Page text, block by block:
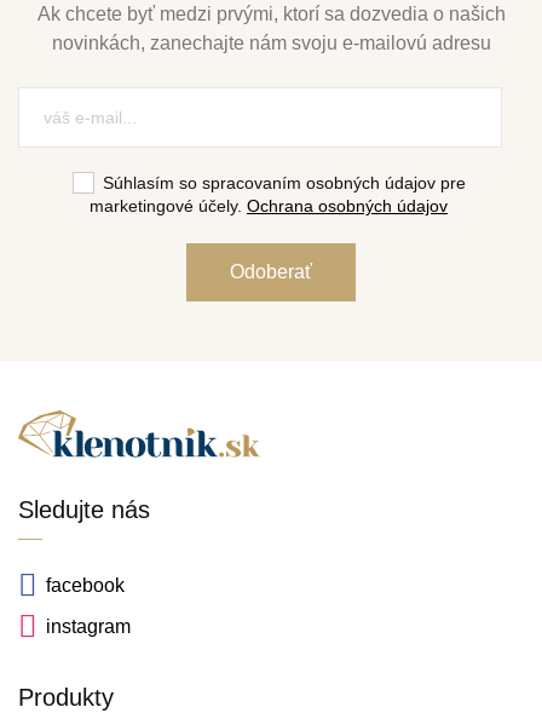
Ak chcete byť medzi prvými, ktorí sa dozvedia o našich
novinkách, zanechajte nám svoju e-mailovú adresu
Súhlasím so spracovaním osobných údajov pre
marketingové účely. Ochrana osobných údajov
Sledujte nás
facebook
instagram
Produkty